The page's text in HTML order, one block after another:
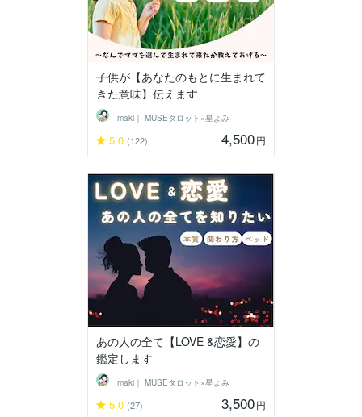
子供が【あなたのもとに生まれて
きた意味】伝えます
maki｜ MUSEタロット×星よみ
5.0 (122) 4,500円
あの人の全て【LOVE &恋愛】の
鑑定します
maki｜ MUSEタロット×星よみ
5.0 (27) 3,500円